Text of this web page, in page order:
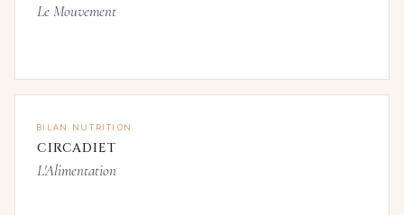
Le Mouvement
BILAN NUTRITION
CIRCADIET
L'Alimentation